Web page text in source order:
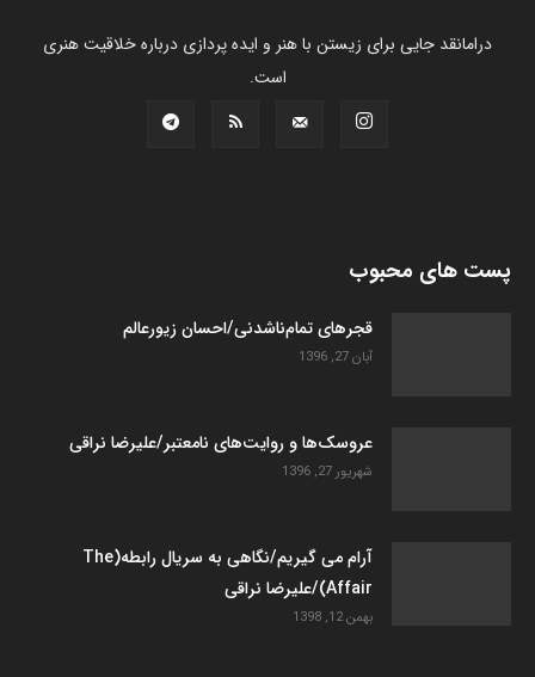
درامانقد جایی برای زیستن با هنر و ایده پردازی درباره خلاقیت هنری
است.
پست های محبوب
قجرهای تمام‌ناشدنی/احسان زیورعالم
آبان 27, 1396
عروسک­‌ها و روایت­‌های نامعتبر/علیرضا نراقی
شهریور 27, 1396
آرام می گیریم/نگاهی به سریال رابطه(The
Affair)/علیرضا نراقی
بهمن 12, 1398